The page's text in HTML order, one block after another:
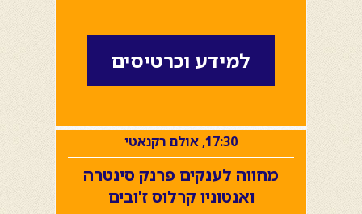
למידע וכרטיסים
17:30, אולם רקנאטי
מחווה לענקים פרנק סינטרה
ואנטוניו קרלוס ז'ובים